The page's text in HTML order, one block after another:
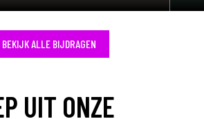
BEKIJK ALLE BIJDRAGEN
UIT ONZE